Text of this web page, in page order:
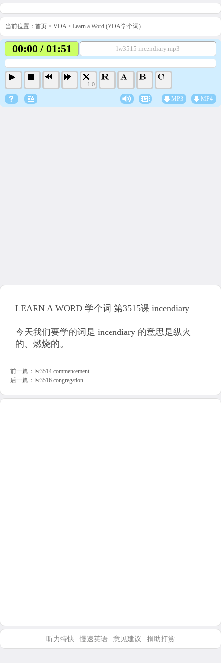
当前位置： 首页 > VOA> Learn a Word (VOA学个词)
00:00 / 01:51 lw3515 incendiary.mp3
1.0
MP3 MP4
LEARN A WORD 学个词 第3515课 incendiary
今天我们要学的词是 incendiary 的意思是纵火
的、燃烧的。
前一篇： lw3514 commencement
后一篇： lw3516 congregation
听力特快 慢速英语 意见建议 捐助打赏